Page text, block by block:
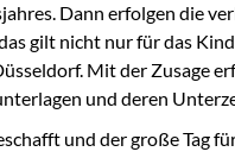
Dann erfolgen die
gilt nicht nur für das
Mit der Zusage
und deren
und der große Tag